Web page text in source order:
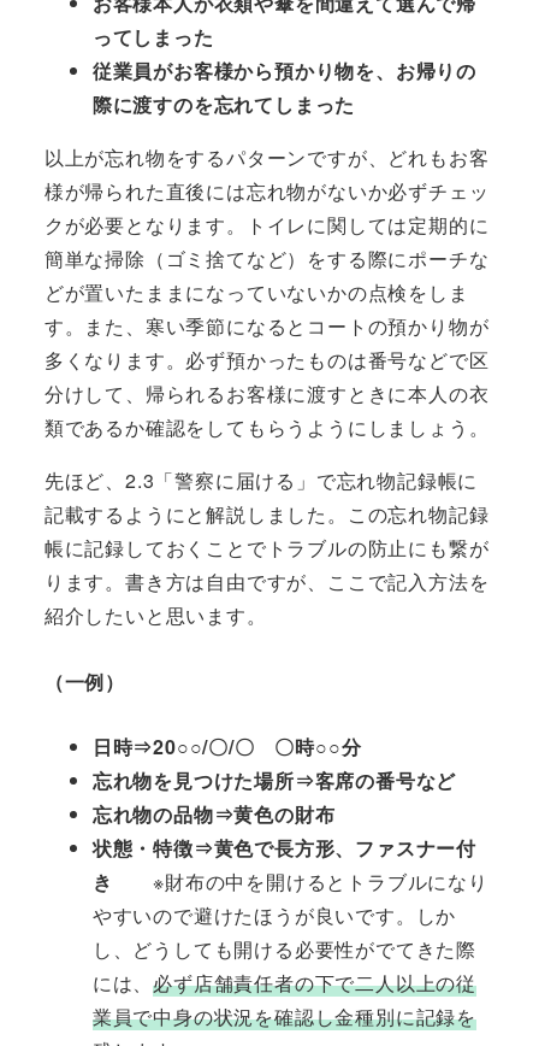
ってしまった
従業員がお客様から預かり物を、お帰りの
際に渡すのを忘れてしまった
以上が忘れ物をするパターンですが、どれもお客
様が帰られた直後には忘れ物がないか必ずチェッ
クが必要となります。トイレに関しては定期的に
簡単な掃除（ゴミ捨てなど）をする際にポーチな
どが置いたままになっていないかの点検をしま
す。また、寒い季節になるとコートの預かり物が
多くなります。必ず預かったものは番号などで区
分けして、帰られるお客様に渡すときに本人の衣
類であるか確認をしてもらうようにしましょう。
先ほど、2.3「警察に届ける」で忘れ物記録帳に
記載するようにと解説しました。この忘れ物記録
帳に記録しておくことでトラブルの防止にも繋が
ります。書き方は自由ですが、ここで記入方法を
紹介したいと思います。
（一例）
日時⇒20○○/〇/〇 〇時○○分
忘れ物を見つけた場所⇒客席の番号など
忘れ物の品物⇒黄色の財布
状態・特徴⇒黄色で長方形、ファスナー付
き
※財布の中を開けるとトラブルになり
やすいので避けたほうが良いです。しか
し、どうしても開ける必要性がでてきた際
には、必ず店舗責任者の下で二人以上の従
業員で中身の状況を確認し金種別に記録を